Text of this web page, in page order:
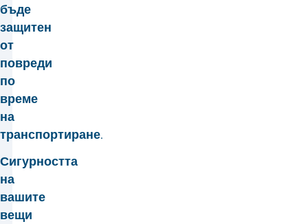
бъде
защитен
от
повреди
по
време
на
транспортиране.
Сигурността
на
вашите
вещи